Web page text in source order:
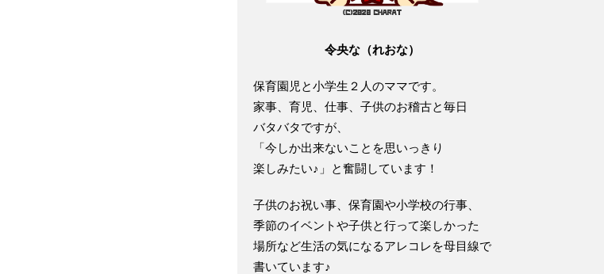
令央な（れおな）
保育園児と小学生２人のママです。
家事、育児、仕事、子供のお稽古と毎日
バタバタですが、
「今しか出来ないことを思いっきり
楽しみたい♪」と奮闘しています！
子供のお祝い事、保育園や小学校の行事、
季節のイベントや子供と行って楽しかった
場所など生活の気になるアレコレを母目線で
書いています♪